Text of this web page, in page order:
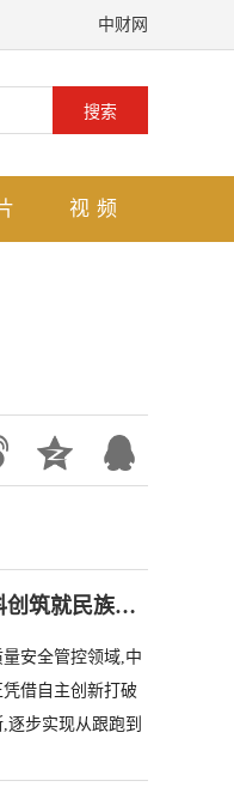
中财网
搜索
视频
上海高晶影像科技有限公司:以科创筑就民族检测品牌
安全管控领域,中
凭借自主创新打破
逐步实现从跟跑到